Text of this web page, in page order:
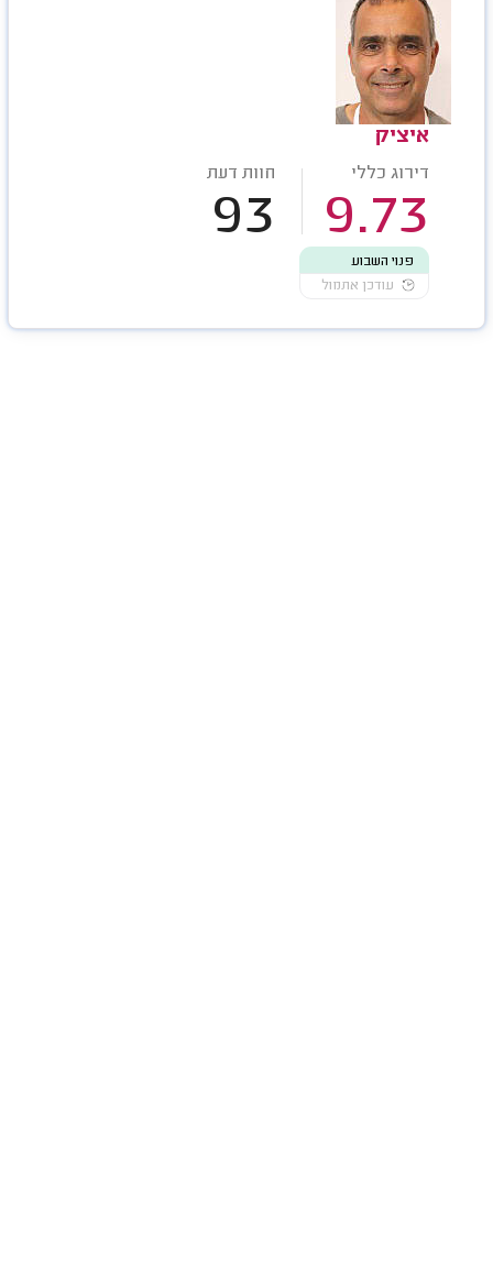
איציק
דירוג כללי
9.73
חוות דעת
93
פנוי השבוע
עודכן אתמול